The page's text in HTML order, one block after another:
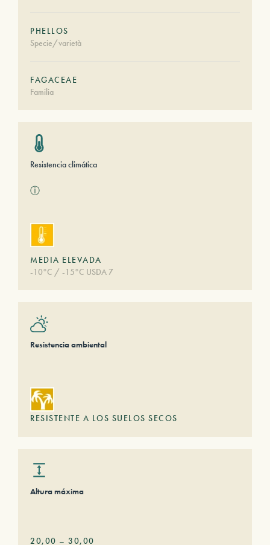
PHELLOS
Specie/varietà
FAGACEAE
Familia
Resistencia climática
ⓘ
MEDIA ELEVADA
-10°C / -15°C USDA 7
Resistencia ambiental
RESISTENTE A LOS SUELOS SECOS
Altura máxima
20,00 – 30,00